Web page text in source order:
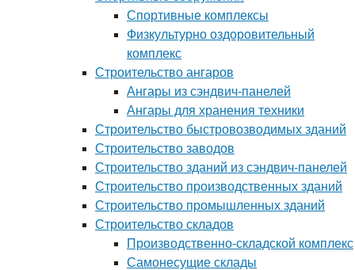
Спортивные комплексы
Физкультурно оздоровительный
комплекс
Строительство ангаров
Ангары из сэндвич-панелей
Ангары для хранения техники
Строительство быстровозводимых зданий
Строительство заводов
Строительство зданий из сэндвич-панелей
Строительство производственных зданий
Строительство промышленных зданий
Строительство складов
Производственно-складской комплекс
Самонесущие склады